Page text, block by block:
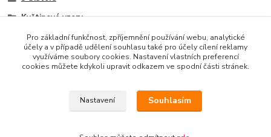
Květinové vzory
Hlavní vzory kolekce
Modré odstíny
Copyright © 2014 · E-SHOP S DESIGNOVÝMI LÁTKAMI
Pro základní funkčnost, zpříjemnění používání webu, analytické
účely a v případě udělení souhlasu také pro účely cílení reklamy
využíváme soubory cookies. Nastavení vlastních preferencí
cookies můžete kdykoli upravit odkazem ve spodní části stránek.
Nastavení Souhlasím